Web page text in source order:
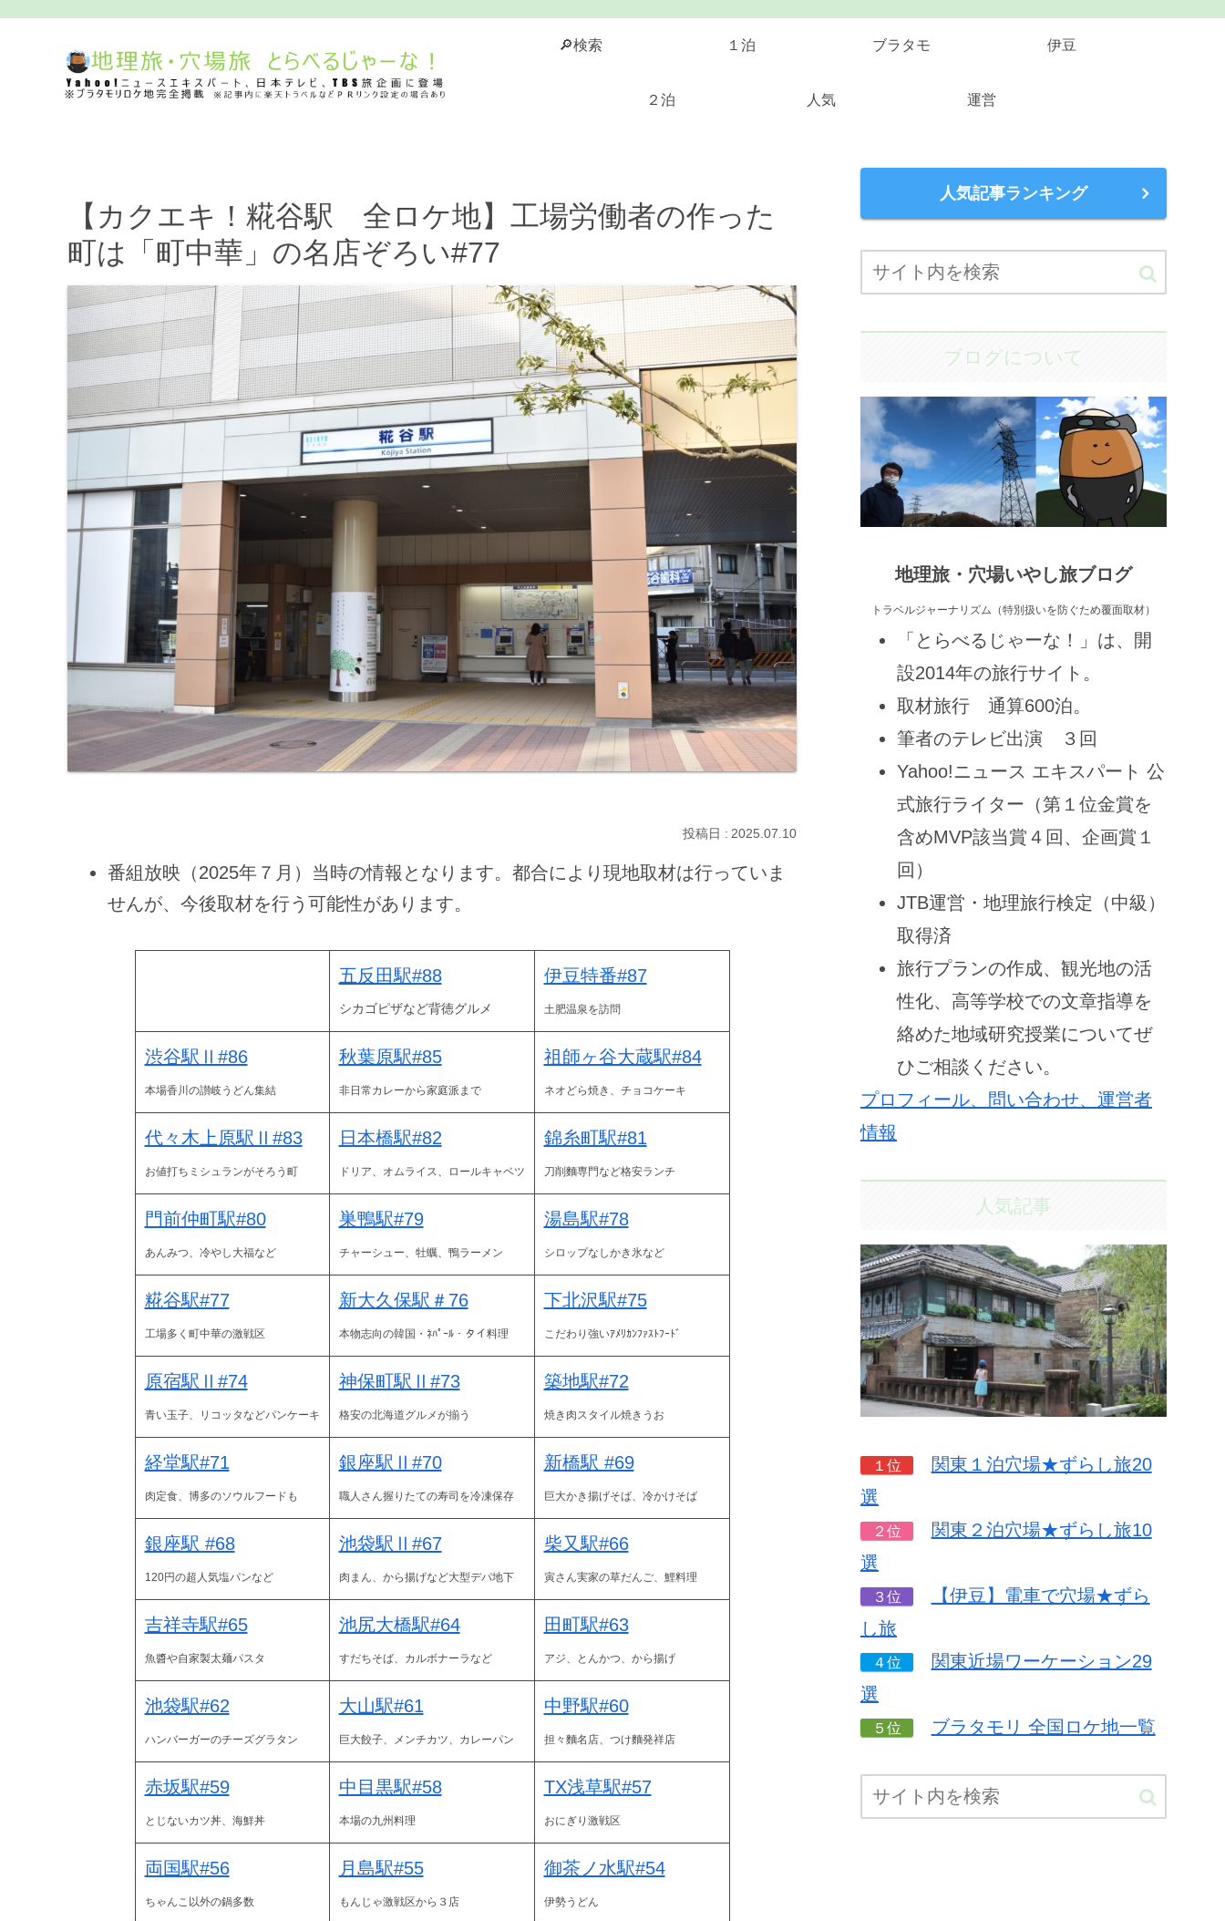
🔎検索 １泊 ブラタモ 伊豆
２泊 人気 運営
【カクエキ！糀谷駅 全ロケ地】工場労働者の作った
町は「町中華」の名店ぞろい#77
2025.07.10
番組放映（2025年７月）当時の情報となります。都合により現地取材は行っていま
せんが、今後取材を行う可能性があります。
五反田駅#88
シカゴピザなど背徳グルメ
伊豆特番#87
土肥温泉を訪問
渋谷駅Ⅱ#86
本場香川の讃岐うどん集結
秋葉原駅#85
非日常カレーから家庭派まで
祖師ヶ谷大蔵駅#84
ネオどら焼き、チョコケーキ
代々木上原駅Ⅱ#83
お値打ちミシュランがそろう町
日本橋駅#82
ドリア、オムライス、ロールキャベツ
錦糸町駅#81
刀削麵専門など格安ランチ
門前仲町駅#80
あんみつ、冷やし大福など
巣鴨駅#79
チャーシュー、牡蠣、鴨ラーメン
湯島駅#78
シロップなしかき氷など
糀谷駅#77
工場多く町中華の激戦区
新大久保駅＃76
本物志向の韓国・ﾈﾊﾟｰﾙ・タイ料理
下北沢駅#75
こだわり強いｱﾒﾘｶﾝﾌｧｽﾄﾌｰﾄﾞ
原宿駅Ⅱ#74
青い玉子、リコッタなどパンケーキ
神保町駅Ⅱ#73
格安の北海道グルメが揃う
築地駅#72
焼き肉スタイル焼きうお
経堂駅#71
肉定食、博多のソウルフードも
銀座駅Ⅱ#70
職人さん握りたての寿司を冷凍保存
新橋駅 #69
巨大かき揚げそば、冷かけそば
銀座駅 #68
120円の超人気塩パンなど
池袋駅Ⅱ#67
肉まん、から揚げなど大型デパ地下
柴又駅#66
寅さん実家の草だんご、鯉料理
吉祥寺駅#65
魚醬や自家製太麺パスタ
池尻大橋駅#64
すだちそば、カルボナーラなど
田町駅#63
アジ、とんかつ、から揚げ
池袋駅#62
ハンバーガーのチーズグラタン
大山駅#61
巨大餃子、メンチカツ、カレーパン
中野駅#60
担々麵名店、つけ麵発祥店
赤坂駅#59
とじないカツ丼、海鮮丼
中目黒駅#58
本場の九州料理
TX浅草駅#57
おにぎり激戦区
両国駅#56
ちゃんこ以外の鍋多数
月島駅#55
もんじゃ激戦区から３店
御茶ノ水駅#54
伊勢うどん
人気記事ランキング
ブログについて
地理旅・穴場いやし旅ブログ
トラベルジャーナリズム（特別扱いを防ぐため覆面取材）
「とらべるじゃーな！」は、開
設2014年の旅行サイト。
取材旅行 通算600泊。
筆者のテレビ出演 ３回
Yahoo!ニュース エキスパート 公
式旅行ライター（第１位金賞を
含めMVP該当賞４回、企画賞１
回）
JTB運営・地理旅行検定（中級）
取得済
旅行プランの作成、観光地の活
性化、高等学校での文章指導を
絡めた地域研究授業についてぜ
ひご相談ください。
プロフィール、問い合わせ、運営者
情報
人気記事
１位
関東１泊穴場★ずらし旅20
選
２位
関東２泊穴場★ずらし旅10
選
３位
【伊豆】電車で穴場★ずら
し旅
４位
関東近場ワーケーション29
選
５位 ブラタモリ 全国ロケ地一覧